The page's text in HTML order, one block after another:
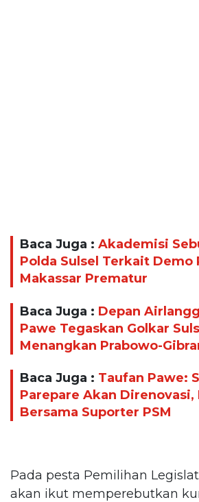
Baca Juga : Akademisi
Polda Sulsel Terkait Demo
Makassar Prematur
Baca Juga : Depan
Pawe Tegaskan Golkar
Menangkan Prabowo-
Baca Juga : Taufan Pawe:
Parepare Akan Direnovasi,
Bersama Suporter PSM
Pada pesta Pemilihan
akan ikut memperebutkan